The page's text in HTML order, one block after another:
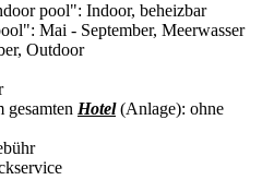
pool": Indoor, beheizbar
Mai - September, Meerwasser
Outdoor
Hotel(Anlage): ohne